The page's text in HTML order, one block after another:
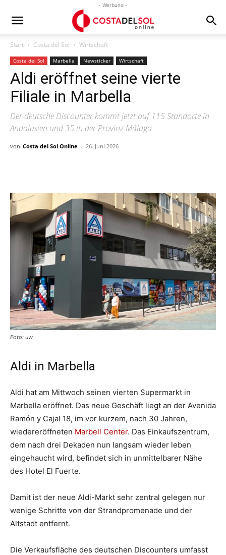
- Werbung -
Start Costa del Sol Wirtschaft
Costa del Sol Marbella Newsticker Wirtschaft
Aldi eröffnet seine vierte
Filiale in Marbella
Der deutsche Discounter kommt jetzt auf 115 Standorte in
Andalusien und 35 in der Provinz Málaga
von Costa del Sol Online - 26. Juni 2026
Foto: uw
Aldi in Marbella
Aldi hat am Mittwoch seinen vierten Supermarkt in
Marbella eröffnet. Das neue Geschäft liegt an der Avenida
Ramón y Cajal 18, im vor kurzem, nach 30 Jahren,
wiedereröffneten Marbell Center. Das Einkaufszentrum,
dem nach drei Dekaden nun langsam wieder leben
eingehaucht wird, befindet sich in unmittelbarer Nähe
des Hotel El Fuerte.
Damit ist der neue Aldi-Markt sehr zentral gelegen nur
wenige Schritte von der Strandpromenade und der
Altstadt entfernt.
Die Verkaufsfläche des deutschen Discounters umfasst